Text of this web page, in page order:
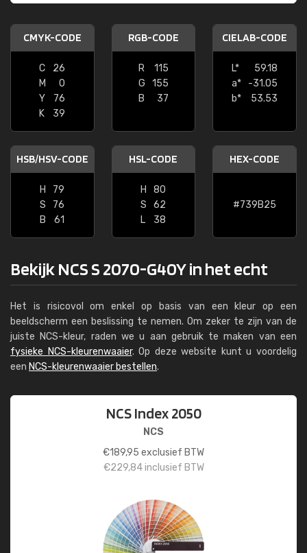
CMYK-CODE
C
26
M
0
Y
76
K
39
RGB-CODE
R
115
G
155
B
37
CIELAB-CODE
L*
59.18
a*
-31.05
b*
53.53
HSB/HSV-CODE
H
79
S
76
B
61
HSL-CODE
H
80
S
62
L
38
HEX-CODE
#739B25
Bekijk NCS S 2070-G40Y in het echt
Het is risicovol om enkel op basis van een kleur op een
beeldscherm een beslissing te nemen. Om zeker te zijn van de
juiste NCS-kleur, raden we u aan gebruik te maken van een
fysieke NCS-kleurenwaaier. Op deze website kunt u voordelig
een NCS-kleurenwaaier bestellen.
NCS Index 2050
NCS
€189,95 exclusief BTW
€229,84inclusief BTW